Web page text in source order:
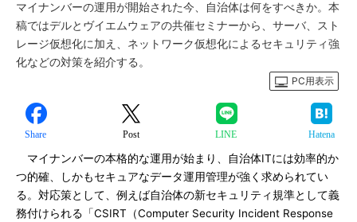
マイナンバーの運用が開始された今、自治体は何をすべきか。本
稿ではデルとヴイエムウェアの共催セミナーから、サーバ、スト
レージ仮想化に加え、ネットワーク仮想化によるセキュリティ強
化などの対策を紹介する。
PC用表示
Share Post LINE Hatena
マイナンバーの本格的な運用が始まり、自治体ITには効率的か
つ的確、しかもセキュアなデータ運用管理が強く求められてい
る。対応策として、例えば自治体の新セキュリティ規準として義
務付けられる「CSIRT（Computer Security Incident Response